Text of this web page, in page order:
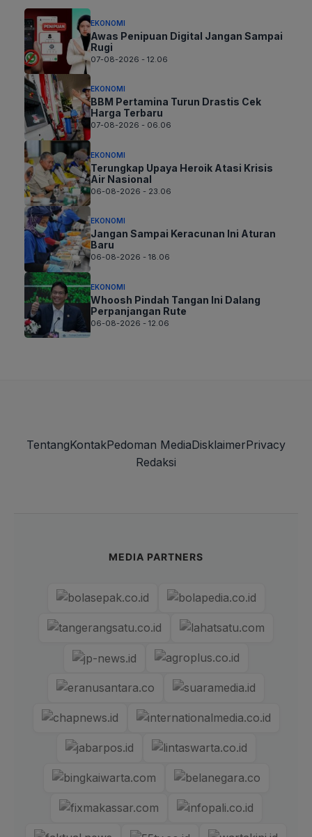
EKONOMI
Awas Penipuan Digital Jangan Sampai
Rugi
07-08-2026 - 12.06
EKONOMI
BBM Pertamina Turun Drastis Cek
Harga Terbaru
07-08-2026 - 06.06
EKONOMI
Terungkap Upaya Heroik Atasi Krisis
Air Nasional
06-08-2026 - 23.06
EKONOMI
Jangan Sampai Keracunan Ini Aturan
Baru
06-08-2026 - 18.06
EKONOMI
Whoosh Pindah Tangan Ini Dalang
Perpanjangan Rute
06-08-2026 - 12.06
TentangKontakPedoman MediaDisklaimerPrivacy
Redaksi
MEDIA PARTNERS